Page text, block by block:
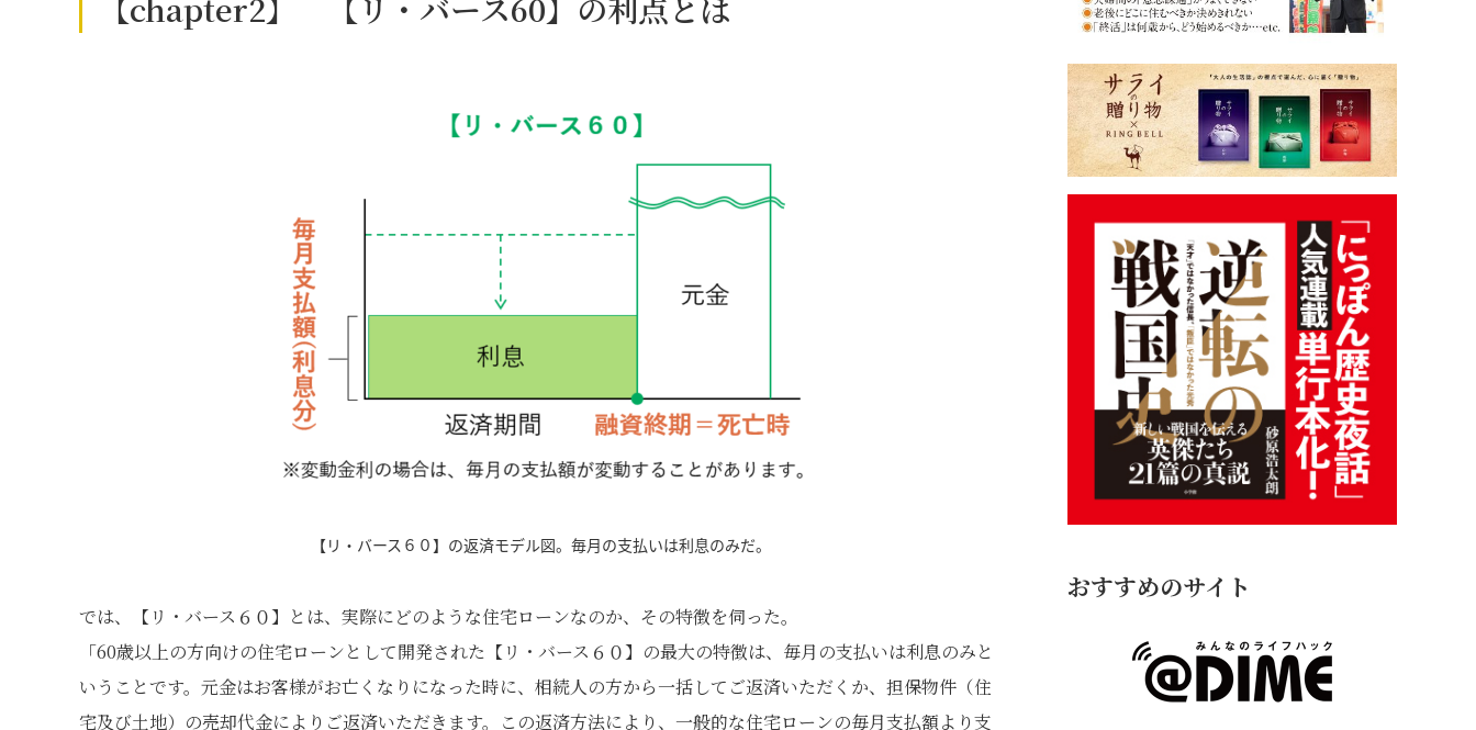
【chapter2】 【リ・バース60】の利点とは
【リ・バース６０】の返済モデル図。毎月の支払いは利息のみだ。
では、【リ・バース６０】とは、実際にどのような住宅ローンなのか、その特徴を伺った。
「60歳以上の方向けの住宅ローンとして開発された【リ・バース６０】の最大の特徴は、毎月の支払いは利息のみと
いうことです。元金はお客様がお亡くなりになった時に、相続人の方から一括してご返済いただくか、担保物件（住
宅及び土地）の売却代金によりご返済いただきます。この返済方法により、一般的な住宅ローンの毎月支払額より支
おすすめのサイト